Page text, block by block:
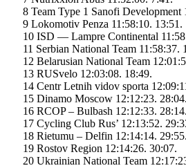
8 Team Type 1 Sanofi Development
9 Lokomotiv Penza 11:58:10. 13:51.
10 ISD — Lampre Continental
11 Serbian National Team 11:58:37.
12 Belarusian National Team
13 RUSvelo 12:03:08. 18:49.
14 Centr Letnih vidov sporta
15 Dinamo Moscow 12:12:23. 28:04.
16 RCOP – Bulbash 12:12:33. 28:14.
17 Cycling Club Rus’ 12:13:52.
18 Rietumu – Delfin 12:14:14. 29:55.
19 Rostov Region 12:14:26. 30:07.
20 Ukrainian National Team